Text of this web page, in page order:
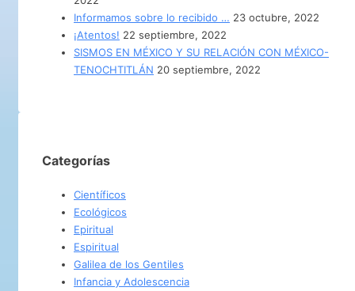
Informamos sobre lo recibido … 23 octubre, 2022
¡Atentos! 22 septiembre, 2022
SISMOS EN MÉXICO Y SU RELACIÓN CON MÉXICO-
TENOCHTITLÁN 20 septiembre, 2022
Categorías
Científicos
Ecológicos
Epiritual
Espiritual
Galilea de los Gentiles
Infancia y Adolescencia